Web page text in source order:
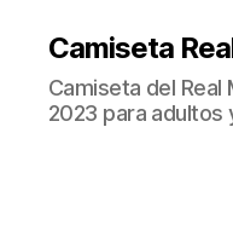
Camiseta
Camiseta del Real
2023 para adultos